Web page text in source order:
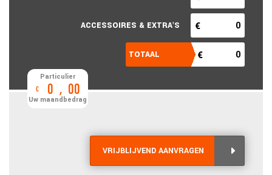
Particulier
€ 0 , 00
Uw maandbedrag
VRIJBLIJVEND AANVRAGEN